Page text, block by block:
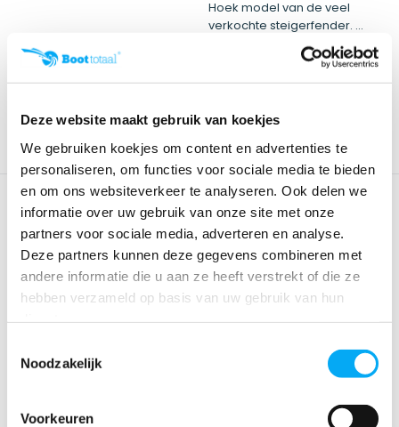
Deze website maakt gebruik van koekjes
We gebruiken koekjes om content en advertenties te
personaliseren, om functies voor sociale media te bieden
en om ons websiteverkeer te analyseren. Ook delen we
informatie over uw gebruik van onze site met onze
partners voor sociale media, adverteren en analyse.
Deze partners kunnen deze gegevens combineren met
andere informatie die u aan ze heeft verstrekt of die ze
hebben verzameld op basis van uw gebruik van hun
Noodzakelijk
Voorkeuren
Klik voor voorraad info
€ 49,95
Hoek model van de veel
verkochte steigerfender. ...
Klik voor voorraad info
steigerbumper 400 Navy
Steigerbumper halfrond
Klik voor voorraad info